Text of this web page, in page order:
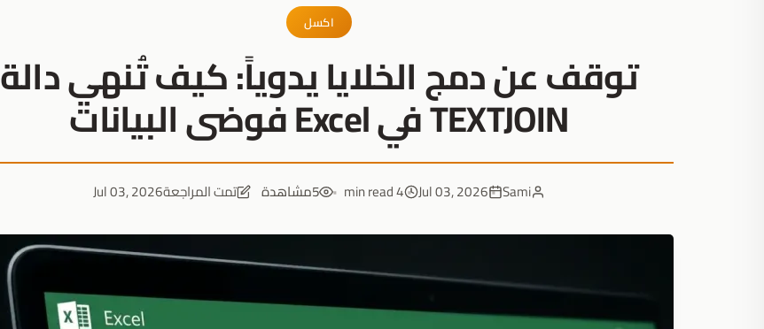
اكسل
توقف عن دمج الخلايا يدوياً: كيف تُنهي دالة
TEXTJOIN في Excel فوضى البيانات
Sami
Jul 03, 2026
4 min read
5مشاهدة تمت المراجعةJul 03, 2026